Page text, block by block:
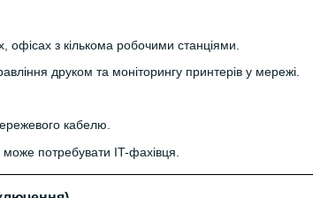
офісах з кількома робочими станціями.
друком та моніторингу принтерів у мережі.
кабелю.
потребувати IT-фахівця.